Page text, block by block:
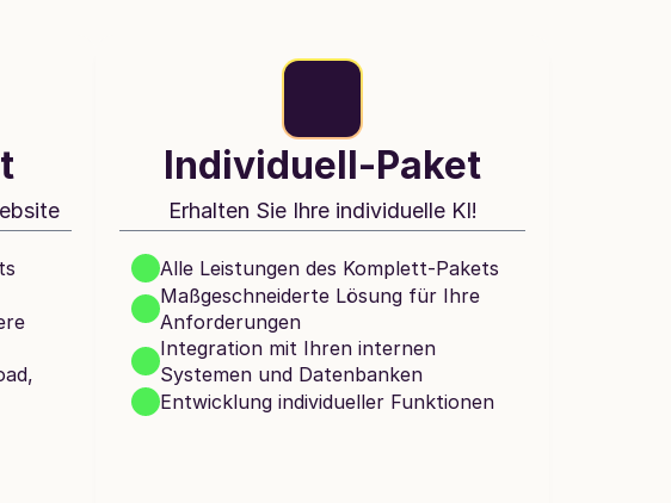
Individuell-Paket
Erhalten Sie Ihre individuelle KI!
Alle Leistungen des Komplett-Pakets
Maßgeschneiderte Lösung für Ihre
Anforderungen
Integration mit Ihren internen
Systemen und Datenbanken
Entwicklung individueller Funktionen